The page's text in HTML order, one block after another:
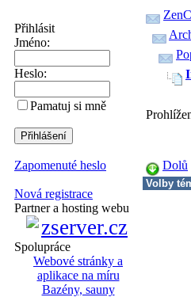
Přihlásit
Jméno:
Heslo:
Pamatuj si mně
Zapomenuté heslo
Nová registrace
Partner a hosting webu
Spolupráce
Webové stránky a
aplikace na míru
Bazény, sauny
Dolů